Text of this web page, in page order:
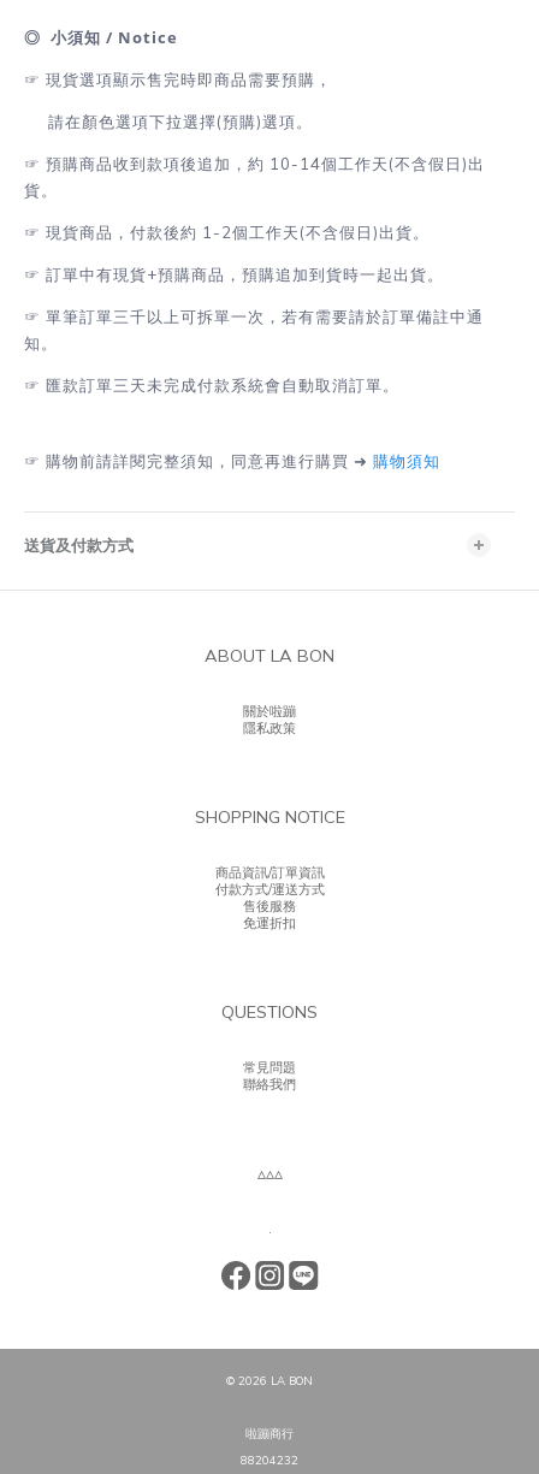
◎ 小須知 / Notice
☞ 現貨選項顯示售完時即商品需要預購，
請在顏色選項下拉選擇(預購)選項。
☞ 預購商品收到款項後追加，約 10-14個工作天(不含假日)出
貨。
☞ 現貨商品，付款後約 1-2個工作天(不含假日)出貨。
☞ 訂單中有現貨+預購商品，預購追加到貨時一起出貨。
☞ 單筆訂單三千以上可拆單一次，若有需要請於訂單備註中通
知。
☞ 匯款訂單三天未完成付款系統會自動取消訂單。
☞ 購物前請詳閱完整須知，同意再進行購買 ➜ 購物須知
送貨及付款方式
ABOUT LA BON
關於啦蹦
隱私政策
SHOPPING NOTICE
商品資訊/訂單資訊
付款方式/運送方式
售後服務
免運折扣
QUESTIONS
常見問題
聯絡我們
▵▵▵
.
© 2026 LA BON
啦蹦商行
88204232